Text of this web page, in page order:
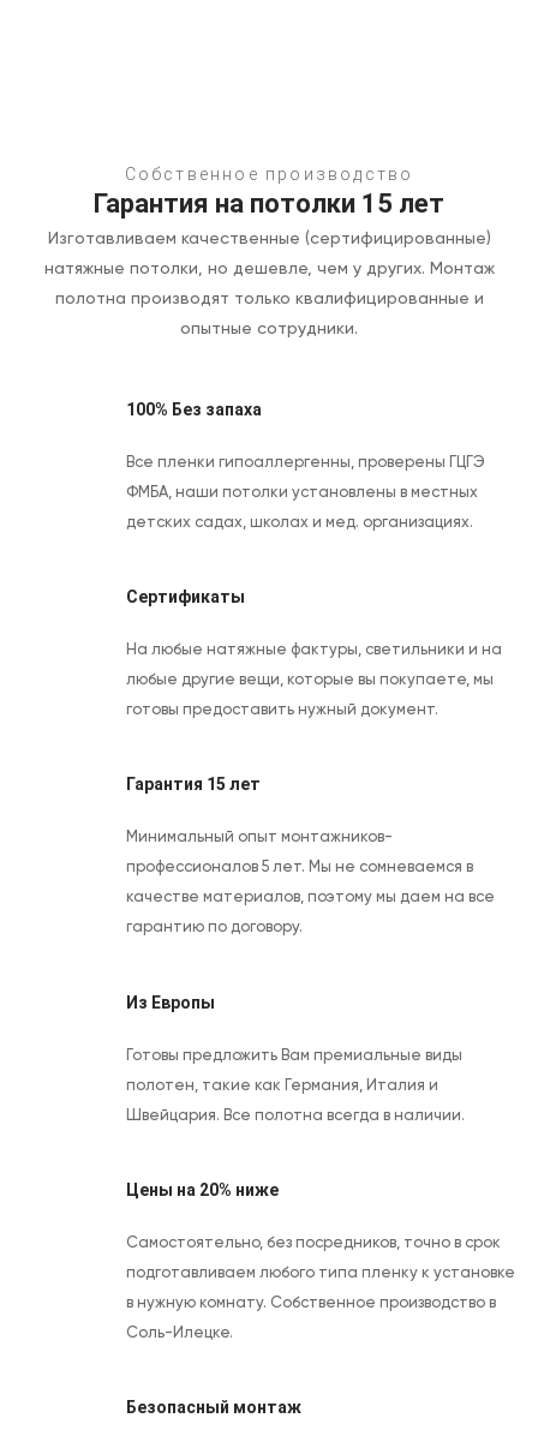
Собственное производство
Гарантия на потолки 15 лет
Изготавливаем качественные (сертифицированные)
натяжные потолки, но дешевле, чем у других. Монтаж
полотна производят только квалифицированные и
опытные сотрудники.
100% Без запаха
Все пленки гипоаллергенны, проверены ГЦГЭ
ФМБА, наши потолки установлены в местных
детских садах, школах и мед. организациях.
Сертификаты
На любые натяжные фактуры, светильники и на
любые другие вещи, которые вы покупаете, мы
готовы предоставить нужный документ.
Гарантия 15 лет
Минимальный опыт монтажников-
профессионалов 5 лет. Мы не сомневаемся в
качестве материалов, поэтому мы даем на все
гарантию по договору.
Из Европы
Готовы предложить Вам премиальные виды
полотен, такие как Германия, Италия и
Швейцария. Все полотна всегда в наличии.
Цены на 20% ниже
Самостоятельно, без посредников, точно в срок
подготавливаем любого типа пленку к установке
в нужную комнату. Собственное производство в
Соль-Илецке.
Безопасный монтаж